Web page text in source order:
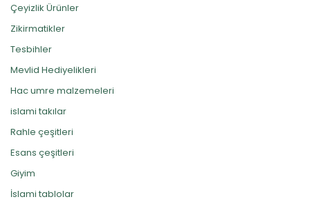
Çeyizlik Ürünler
Zikirmatikler
Tesbihler
Mevlid Hediyelikleri
Hac umre malzemeleri
islami takılar
Rahle çeşitleri
Esans çeşitleri
Giyim
İslami tablolar